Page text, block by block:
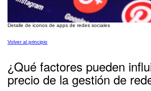
Detalle de iconos de apps de redes sociales
Volver al principio
¿Qué factores pueden
precio de la gestión de